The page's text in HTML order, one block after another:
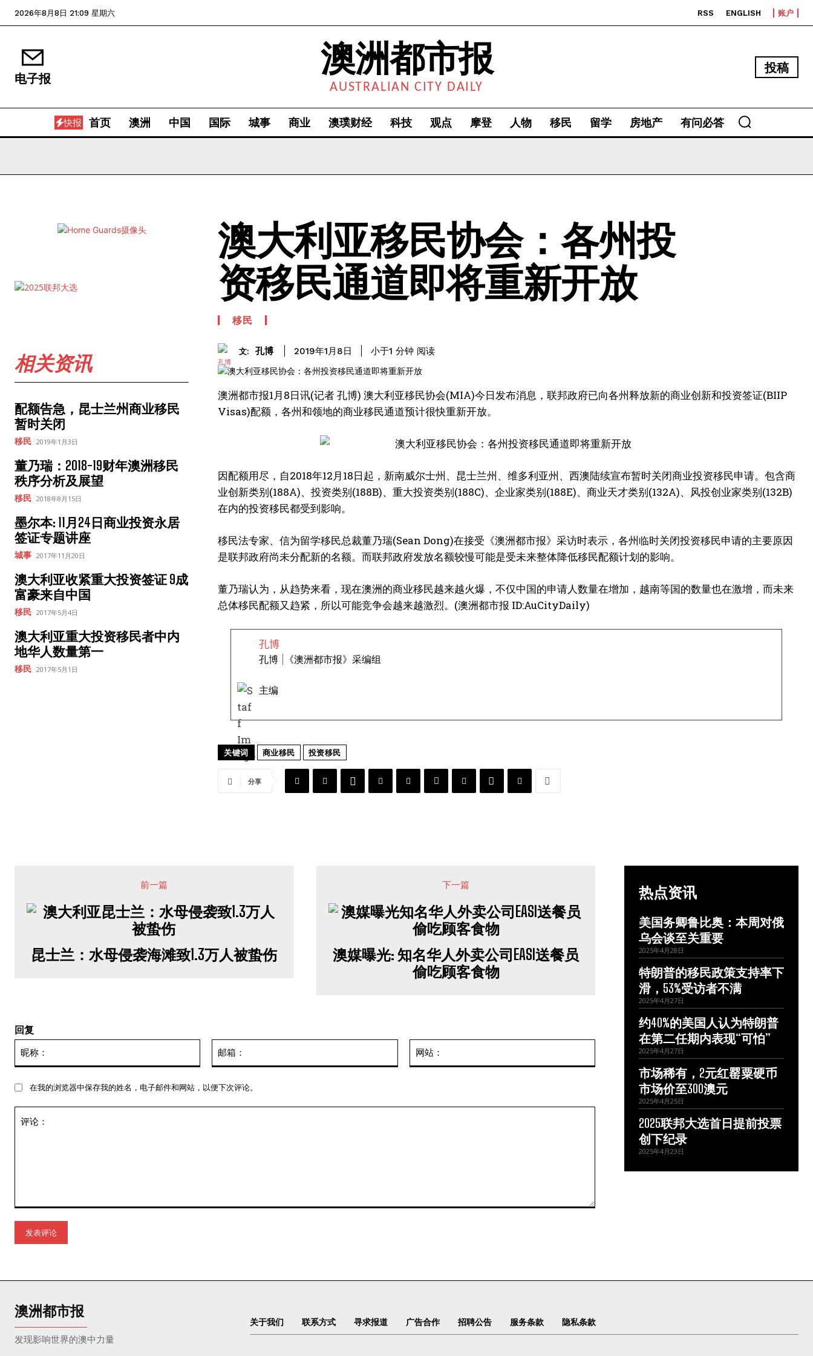
2026年8月8日 21:09 星期六 RSS ENGLISH 账户
电子报 澳洲都市报
AUSTRALIAN CITY DAILY
投稿
快报 首页 澳洲 中国 国际 城事 商业 澳璞财经 科技 观点 摩登 人物 移民 留学 房地产 有问必答
相关资讯
配额告急，昆士兰州商业移民
暂时关闭
移民 2019年1月3日
董乃瑞：2018-19财年澳洲移民
秩序分析及展望
移民 2018年8月15日
墨尔本: 11月24日商业投资永居
签证专题讲座
城事 2017年11月20日
澳大利亚收紧重大投资签证 9成
富豪来自中国
移民 2017年5月4日
澳大利亚重大投资移民者中内
地华人数量第一
移民 2017年5月1日
澳大利亚移民协会：各州投
资移民通道即将重新开放
移民
文: 孔博 2019年1月8日 小于1 分钟 阅读
澳洲都市报1月8日讯(记者 孔博) 澳大利亚移民协会(MIA)今日发布消息，联邦政府已向各州释放新的商业创新和投资签证(BIIP
Visas)配额，各州和领地的商业移民通道预计很快重新开放。
因配额用尽，自2018年12月18日起，新南威尔士州、昆士兰州、维多利亚州、西澳陆续宣布暂时关闭商业投资移民申请。包含商
业创新类别(188A)、投资类别(188B)、重大投资类别(188C)、企业家类别(188E)、商业天才类别(132A)、风投创业家类别(132B)
在内的投资移民都受到影响。
移民法专家、信为留学移民总裁董乃瑞(Sean Dong)在接受《澳洲都市报》采访时表示，各州临时关闭投资移民申请的主要原因
是联邦政府尚未分配新的名额。而联邦政府发放名额较慢可能是受未来整体降低移民配额计划的影响。
董乃瑞认为，从趋势来看，现在澳洲的商业移民越来越火爆，不仅中国的申请人数量在增加，越南等国的数量也在激增，而未来
总体移民配额又趋紧，所以可能竞争会越来越激烈。(澳洲都市报 ID:AuCityDaily)
孔博
孔博 |《澳洲都市报》采编组
主编
关键词 商业移民 投资移民
分享
前一篇
昆士兰：水母侵袭海滩致1.3万人被蛰伤
下一篇
澳媒曝光: 知名华人外卖公司EASI送餐员
偷吃顾客食物
回复
论：
在我的浏览器中保存我的姓名，电子邮件和网站，以便下次评论。
热点资讯
美国务卿鲁比奥：本周对俄
乌会谈至关重要
2025年4月28日
特朗普的移民政策支持率下
滑，53%受访者不满
2025年4月27日
约40%的美国人认为特朗普
在第二任期内表现“可怕”
2025年4月27日
市场稀有，2元红罂粟硬币
市场价至300澳元
2025年4月25日
2025联邦大选首日提前投票
创下纪录
2025年4月23日
澳洲都市报
发现影响世界的澳中力量
关于我们 联系方式 寻求报道 广告合作 招聘公告 服务条款 隐私条款